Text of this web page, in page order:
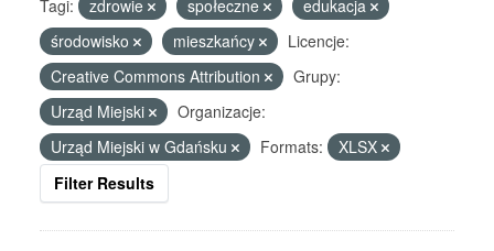
Tagi: zdrowie społeczne
edukacja
środowisko
mieszkańcy
Licencje:
Creative Commons Attribution
Grupy:
Urząd Miejski
Organizacje:
Urząd Miejski w Gdańsku
Formats:
XLSX
Filter Results